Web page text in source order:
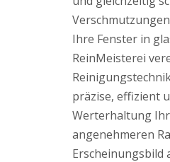
Ihre Fenster in
ReinMeisterei
präzise, effizient
Werterhaltung
angenehmeren
Erscheinungsbild